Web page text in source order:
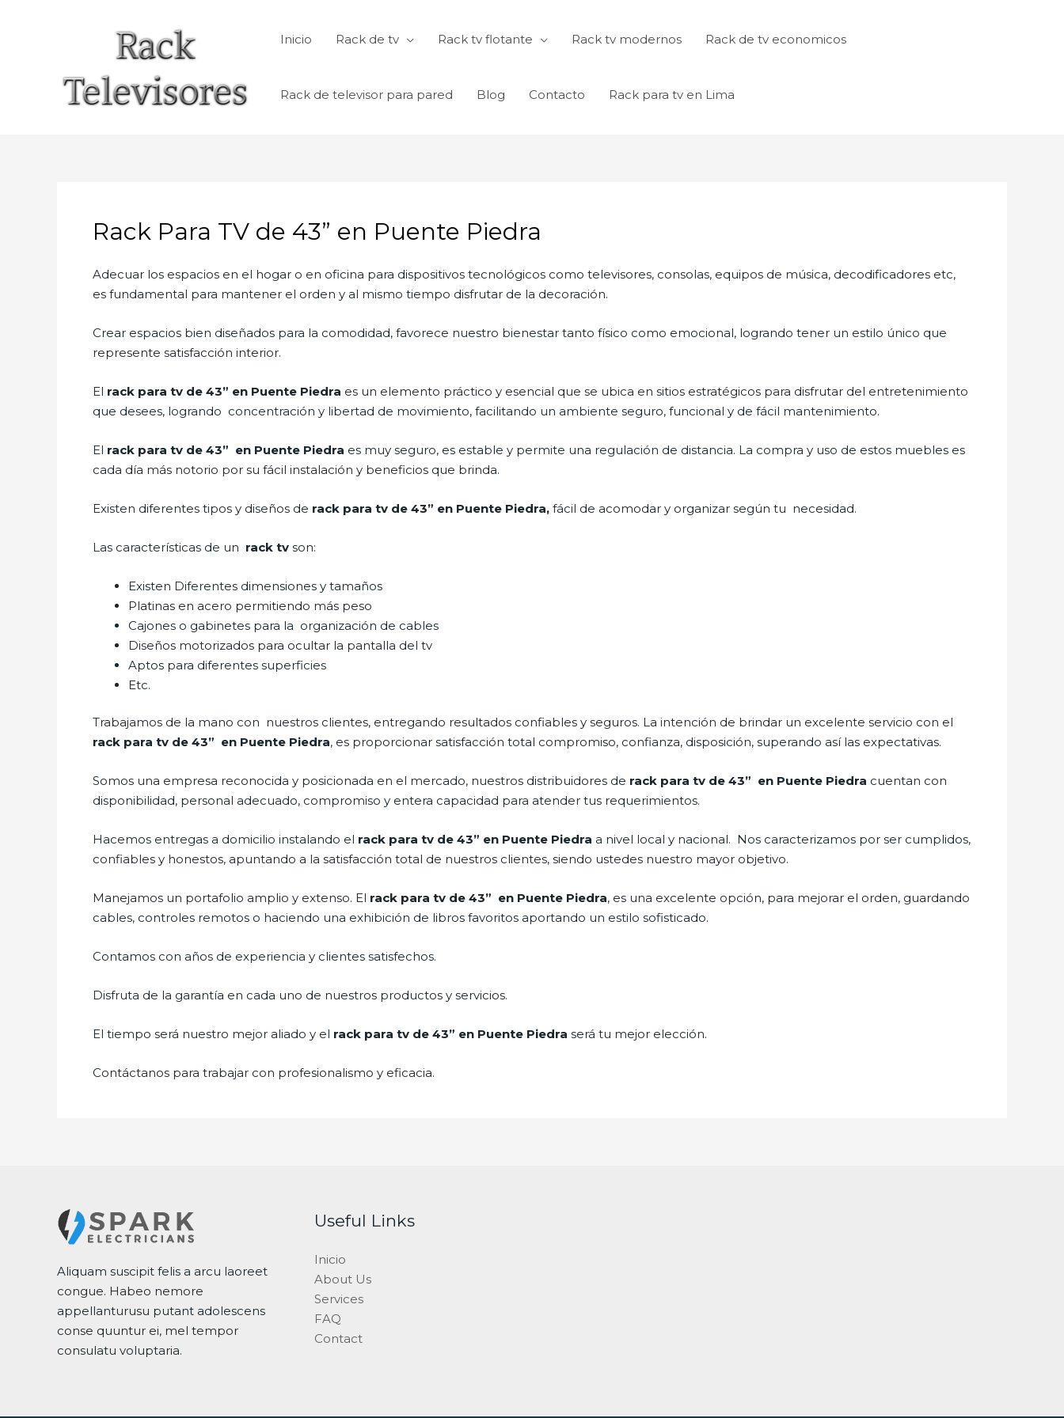
Inicio Rack de tv Rack tv flotante Rack tv modernos Rack de tv economicos
Rack de televisor para pared Blog Contacto Rack para tv en Lima
Rack Para TV de 43” en Puente Piedra
Adecuar los espacios en el hogar o en oficina para dispositivos tecnológicos como televisores, consolas, equipos de música, decodificadores etc,
es fundamental para mantener el orden y al mismo tiempo disfrutar de la decoración.
Crear espacios bien diseñados para la comodidad, favorece nuestro bienestar tanto físico como emocional, logrando tener un estilo único que
represente satisfacción interior.
El rack para tv de 43” en Puente Piedra es un elemento práctico y esencial que se ubica en sitios estratégicos para disfrutar del entretenimiento
que desees, logrando concentración y libertad de movimiento, facilitando un ambiente seguro, funcional y de fácil mantenimiento.
El rack para tv de 43” en Puente Piedra es muy seguro, es estable y permite una regulación de distancia. La compra y uso de estos muebles es
cada día más notorio por su fácil instalación y beneficios que brinda.
Existen diferentes tipos y diseños de rack para tv de 43” en Puente Piedra, fácil de acomodar y organizar según tu necesidad.
Las características de un rack tv son:
Existen Diferentes dimensiones y tamaños
Platinas en acero permitiendo más peso
Cajones o gabinetes para la organización de cables
Diseños motorizados para ocultar la pantalla del tv
Aptos para diferentes superficies
Etc.
Trabajamos de la mano con nuestros clientes, entregando resultados confiables y seguros. La intención de brindar un excelente servicio con el
rack para tv de 43” en Puente Piedra, es proporcionar satisfacción total compromiso, confianza, disposición, superando así las expectativas.
Somos una empresa reconocida y posicionada en el mercado, nuestros distribuidores de rack para tv de 43” en Puente Piedra cuentan con
disponibilidad, personal adecuado, compromiso y entera capacidad para atender tus requerimientos.
Hacemos entregas a domicilio instalando el rack para tv de 43” en Puente Piedra a nivel local y nacional. Nos caracterizamos por ser cumplidos,
confiables y honestos, apuntando a la satisfacción total de nuestros clientes, siendo ustedes nuestro mayor objetivo.
Manejamos un portafolio amplio y extenso. El rack para tv de 43” en Puente Piedra, es una excelente opción, para mejorar el orden, guardando
cables, controles remotos o haciendo una exhibición de libros favoritos aportando un estilo sofisticado.
Contamos con años de experiencia y clientes satisfechos.
Disfruta de la garantía en cada uno de nuestros productos y servicios.
El tiempo será nuestro mejor aliado y el rack para tv de 43” en Puente Piedra será tu mejor elección.
Contáctanos para trabajar con profesionalismo y eficacia.
Aliquam suscipit felis a arcu laoreet
congue. Habeo nemore
appellanturusu putant adolescens
conse quuntur ei, mel tempor
consulatu voluptaria.
Useful Links
Inicio
About Us
Services
FAQ
Contact